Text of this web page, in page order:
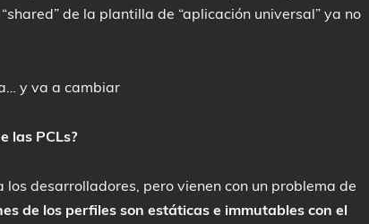
de la plantilla de “aplicación universal” ya no
y va a cambiar
las PCLs?
los desarrolladores, pero vienen con un problema de
de los perfiles son estáticas e immutables con el